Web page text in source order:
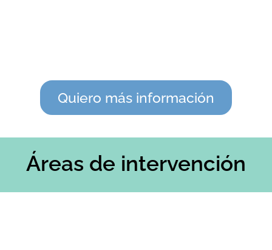
Quiero más información
Áreas de intervención